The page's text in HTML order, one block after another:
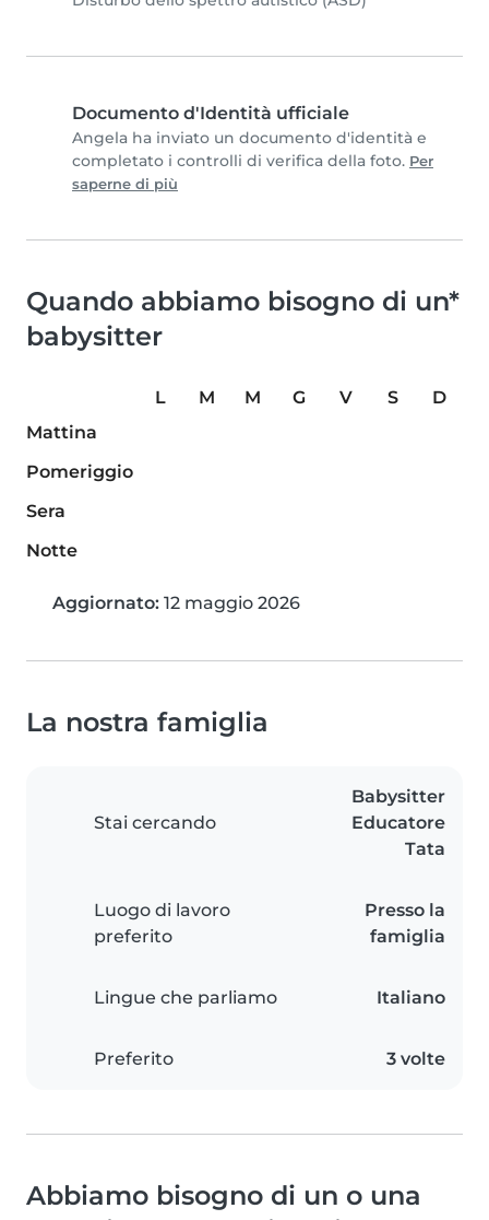
Documento d'Identità ufficiale
Angela ha inviato un documento d'identità e
completato i controlli di verifica della foto. Per
saperne di più
Quando abbiamo bisogno di un*
babysitter
L M M G V S
D
Mattina
Pomeriggio
Sera
Notte
Aggiornato: 12 maggio 2026
La nostra famiglia
Stai cercando
Babysitter
Educatore
Tata
Luogo di lavoro
preferito
Presso la
famiglia
Lingue che parliamo Italiano
Preferito 3 volte
Abbiamo bisogno di un o una